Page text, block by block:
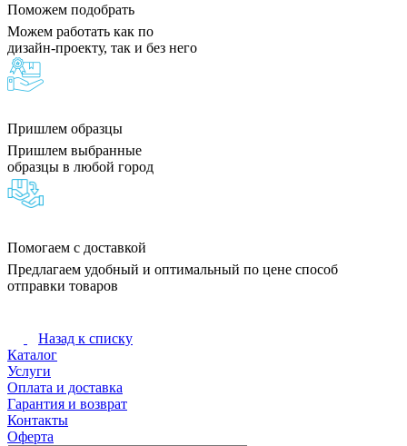
Поможем подобрать
Можем работать как по
дизайн-проекту, так и без него
Пришлем образцы
Пришлем выбранные
образцы в любой город
Помогаем с доставкой
Предлагаем удобный и оптимальный по цене способ
отправки товаров
Назад к списку
Каталог
Услуги
Оплата и доставка
Гарантия и возврат
Контакты
Оферта